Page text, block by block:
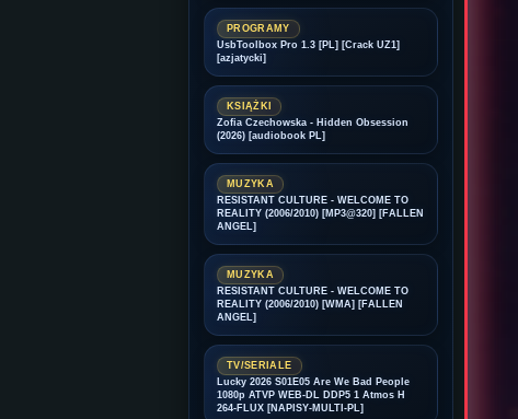
PROGRAMY
UsbToolbox Pro 1.3 [PL] [Crack UZ1]
[azjatycki]
KSIĄŻKI
Zofia Czechowska - Hidden Obsession
(2026) [audiobook PL]
MUZYKA
RESISTANT CULTURE - WELCOME TO
REALITY (2006/2010) [MP3@320] [FALLEN
ANGEL]
MUZYKA
RESISTANT CULTURE - WELCOME TO
REALITY (2006/2010) [WMA] [FALLEN
ANGEL]
TV/SERIALE
Lucky 2026 S01E05 Are We Bad People
1080p ATVP WEB-DL DDP5 1 Atmos H
264-FLUX [NAPISY-MULTI-PL]